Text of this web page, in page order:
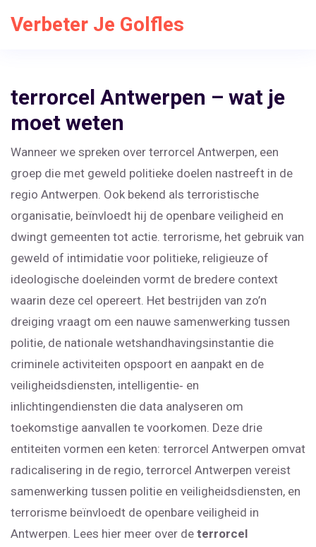
Verbeter Je Golfles
terrorcel Antwerpen – wat je
moet weten
Wanneer we spreken over terrorcel Antwerpen, een
groep die met geweld politieke doelen nastreeft in de
regio Antwerpen. Ook bekend als terroristische
organisatie, beïnvloedt hij de openbare veiligheid en
dwingt gemeenten tot actie. terrorisme, het gebruik van
geweld of intimidatie voor politieke, religieuze of
ideologische doeleinden vormt de bredere context
waarin deze cel opereert. Het bestrijden van zo’n
dreiging vraagt om een nauwe samenwerking tussen
politie, de nationale wetshandhavingsinstantie die
criminele activiteiten opspoort en aanpakt en de
veiligheidsdiensten, intelligentie‑ en
inlichtingendiensten die data analyseren om
toekomstige aanvallen te voorkomen. Deze drie
entiteiten vormen een keten: terrorcel Antwerpen omvat
radicalisering in de regio, terrorcel Antwerpen vereist
samenwerking tussen politie en veiligheidsdiensten, en
terrorisme beïnvloedt de openbare veiligheid in
Antwerpen. Lees hier meer over de terrorcel